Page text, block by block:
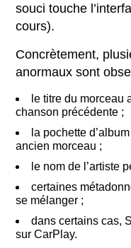
souci touche
cours).
Concrètement,
anormaux sont
le titre du morceau
chanson précédente ;
la pochette
ancien morceau ;
le nom de l’artiste
certaines
se mélanger ;
dans certains cas,
sur CarPlay.